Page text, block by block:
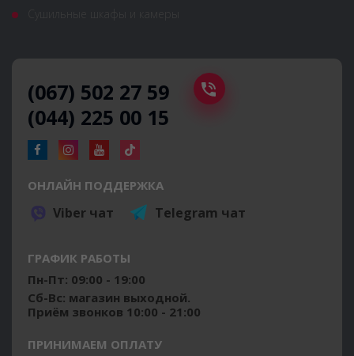
(067) 502 27 59
(044) 225 00 15
ОНЛАЙН ПОДДЕРЖКА
Viber чат Telegram чат
ГРАФИК РАБОТЫ
Пн-Пт: 09:00 - 19:00
Сб-Вс: магазин выходной.
Приём звонков 10:00 - 21:00
ПРИНИМАЕМ ОПЛАТУ